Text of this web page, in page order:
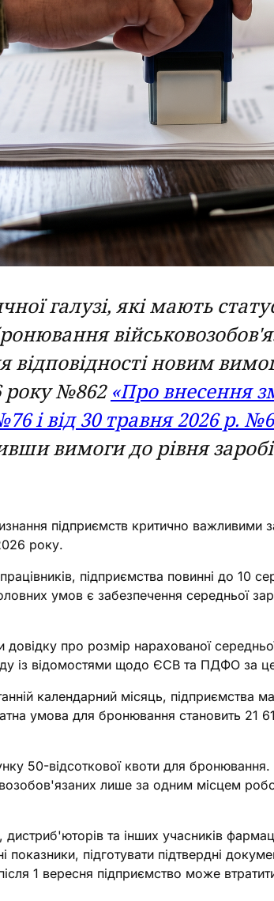
галузі, які мають
відповідності новим
року №862 «Про внесення
і від 30 травня 2026 р.
вимоги до рівня
підприємств критично
року.
підприємства повинні до 10
умов є забезпечення середньої
про розмір нарахованої
із відомостями щодо ЄСВ та ПДФО за
календарний місяць, підприємства
умова для бронювання становить 21
50-відсоткової квоти для бронювання.
лише за одним місцем
та інших учасників
підготувати підтвердні
1 вересня підприємство може